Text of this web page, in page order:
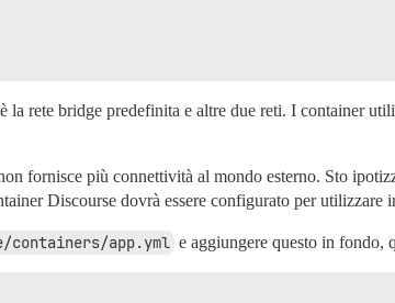
la rete bridge predefinita e altre due reti. I container
fornisce più connettività al mondo esterno. Sto
Discourse dovrà essere configurato per utilizzare
containers/app.yml e aggiungere questo in fondo,